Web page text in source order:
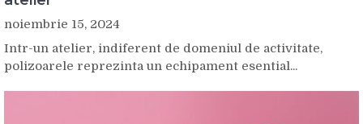
noiembrie 15, 2024
Intr-un atelier, indiferent de domeniul de activitate,
polizoarele reprezinta un echipament esential...